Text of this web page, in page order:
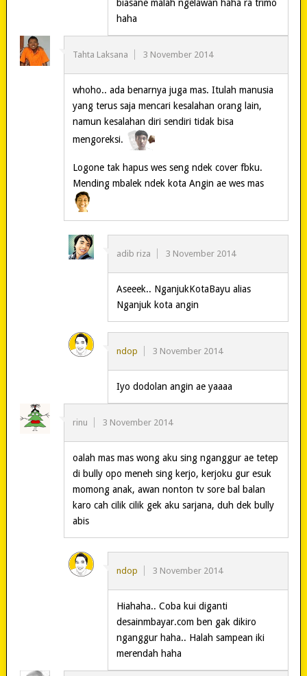
biasane malah ngelawan haha ra trimo
haha
Tahta Laksana 3 November 2014
whoho.. ada benarnya juga mas. Itulah manusia
yang terus saja mencari kesalahan orang lain,
namun kesalahan diri sendiri tidak bisa
mengoreksi.
Logone tak hapus wes seng ndek cover fbku.
Mending mbalek ndek kota Angin ae wes mas
adib riza 3 November 2014
Aseeek.. NganjukKotaBayu alias
Nganjuk kota angin
ndop 3 November 2014
Iyo dodolan angin ae yaaaa
rinu 3 November 2014
oalah mas mas wong aku sing nganggur ae tetep
di bully opo meneh sing kerjo, kerjoku gur esuk
momong anak, awan nonton tv sore bal balan
karo cah cilik cilik gek aku sarjana, duh dek bully
abis
ndop 3 November 2014
Hiahaha.. Coba kui diganti
desainmbayar.com ben gak dikiro
nganggur haha.. Halah sampean iki
merendah haha